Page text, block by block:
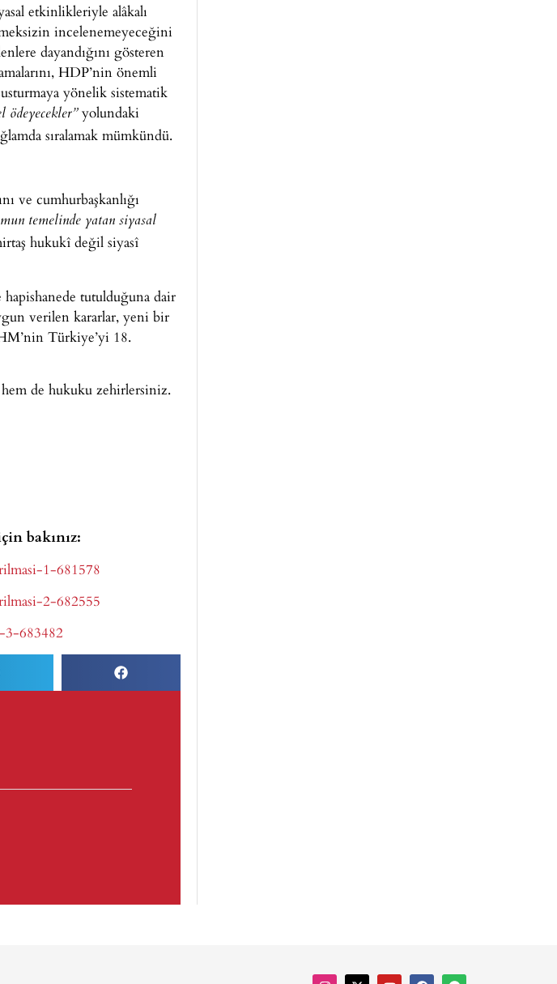
etkinlikleriyle alâkalı
incelenemeyeceğini
dayandığını gösteren
HDP’nin önemli
yönelik sistematik
ödeyecekler”yolundaki
sıralamak mümkündü.
ve cumhurbaşkanlığı
temelinde yatan siyasal
hukukî değil siyasî
hapishanede tutulduğuna dair
verilen kararlar, yeni bir
Türkiye’yi 18.
hem de hukuku zehirlersiniz.
bakınız:
1-681578
2-682555
3-683482